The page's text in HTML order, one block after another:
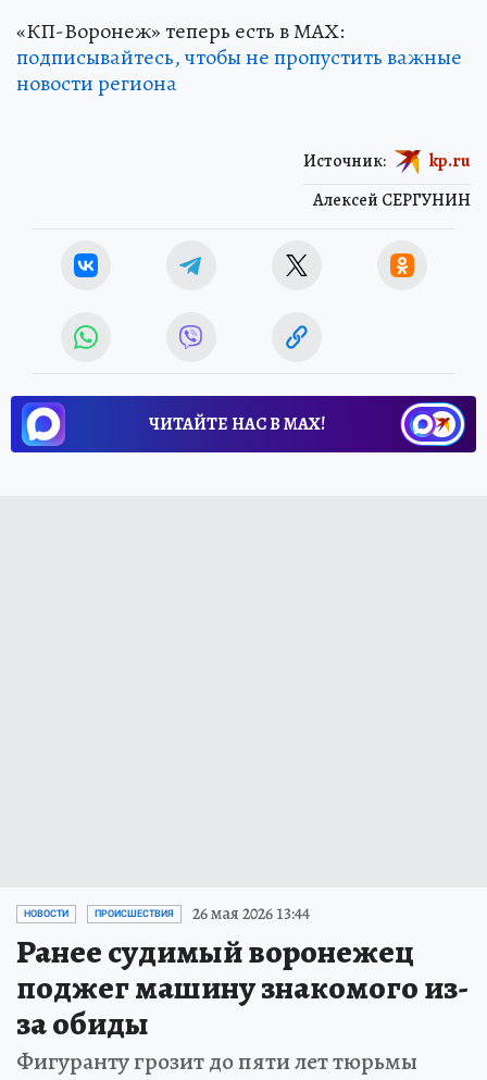
«КП-Воронеж» теперь есть в МАХ:
подписывайтесь, чтобы не пропустить важные
новости региона
Алексей СЕРГУНИН
Источник: kp.ru
ЧИТАЙТЕ НАС В МАХ!
НОВОСТИ ПРОИСШЕСТВИЯ 26 мая 2026 13:44
Ранее судимый воронежец
поджег машину знакомого из-
за обиды
Фигуранту грозит до пяти лет тюрьмы